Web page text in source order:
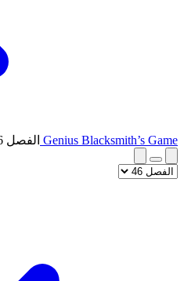
Genius Blacksmith’s Game الفصل 46